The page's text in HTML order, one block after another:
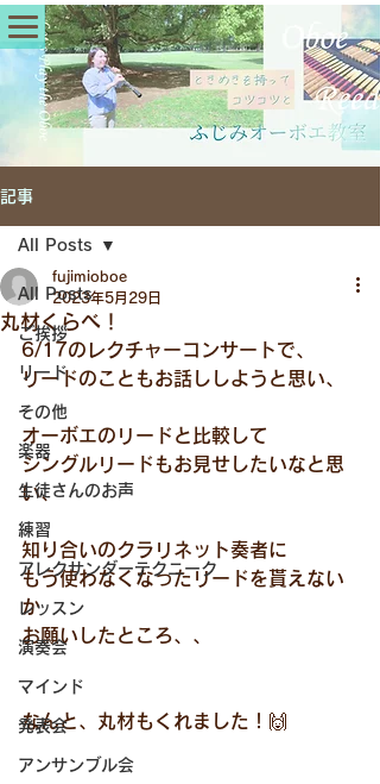
記事
All Posts
ご挨拶
リード
その他
楽器
生徒さんのお声
練習
アレクサンダーテクニーク
レッスン
演奏会
マインド
発表会
アンサンブル会
All Posts
丸材くらべ！
fujimioboe
2023年5月29日
6/17のレクチャーコンサートで、
リードのこともお話ししようと思い、
オーボエのリードと比較して
シングルリードもお見せしたいなと思
い、
知り合いのクラリネット奏者に
もう使わなくなったリードを貰えない
か
お願いしたところ、、
なんと、丸材もくれました！🙌